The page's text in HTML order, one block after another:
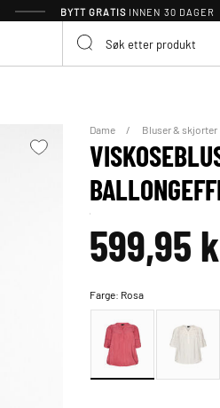
BYTT GRATISINNEN 30 DAGER
Dame Bluser & skjorter
599,95
Farge: Rosa